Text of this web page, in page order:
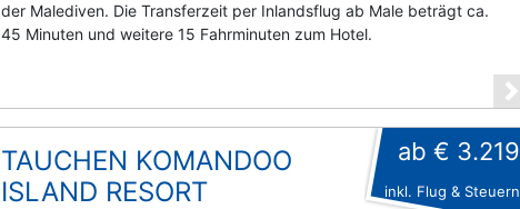
der Malediven. Die Transferzeit per Inlandsflug ab Male beträgt ca.
45 Minuten und weitere 15 Fahrminuten zum Hotel.
TAUCHEN KOMANDOO
ISLAND RESORT
ab € 3.219
inkl. Flug & Steuern